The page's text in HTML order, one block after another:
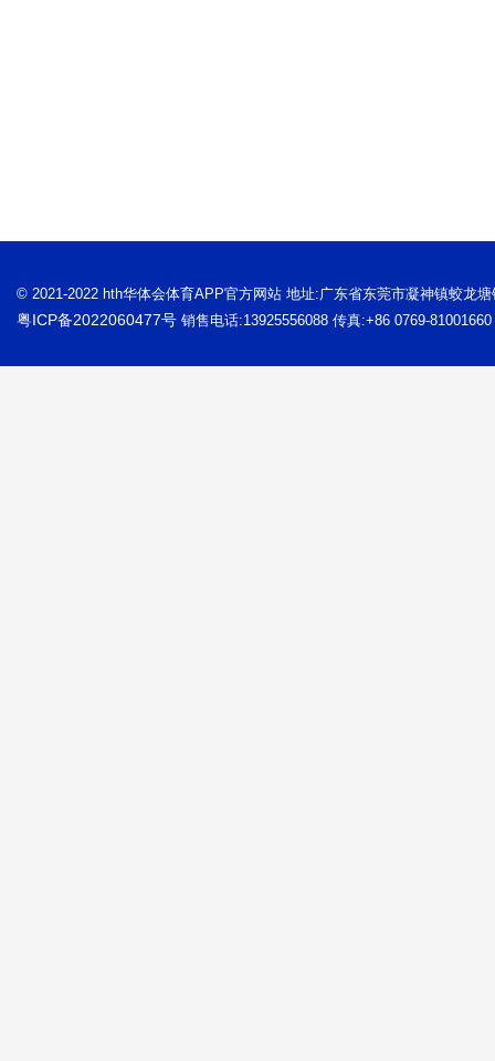
© 2021-2022 hth华体会体育APP官方网站 地址:广东省东莞市凝神镇蛟龙
粤ICP备2022060477号 销售电话:13925556088 传真:+86 0769-81001660